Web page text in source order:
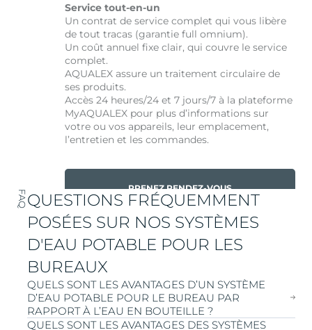
Service tout-en-un
Un contrat de service complet qui vous libère
de tout tracas (garantie full omnium).
Un coût annuel fixe clair, qui couvre le service
complet.
AQUALEX assure un traitement circulaire de
ses produits.
Accès 24 heures/24 et 7 jours/7 à la plateforme
MyAQUALEX pour plus d’informations sur
votre ou vos appareils, leur emplacement,
l’entretien et les commandes.
PRENEZ RENDEZ-VOUS
FAQQUESTIONS FRÉQUEMMENT
POSÉES SUR NOS SYSTÈMES
D'EAU POTABLE POUR LES
BUREAUX
QUELS SONT LES AVANTAGES D’UN SYSTÈME
D’EAU POTABLE POUR LE BUREAU PAR
RAPPORT À L’EAU EN BOUTEILLE ?
QUELS SONT LES AVANTAGES DES SYSTÈMES